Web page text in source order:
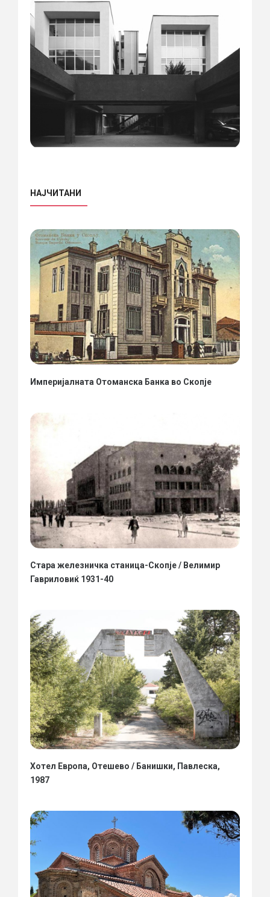
НАЈЧИТАНИ
Империјалната Отоманска Банка во Скопје
Стара железничка станица-Скопје / Велимир
Гавриловиќ 1931-40
Хотел Европа, Отешево / Банишки, Павлеска,
1987